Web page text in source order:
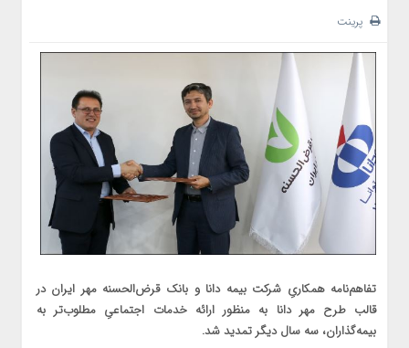
پرینت
تفاهم‌‌نامه همکاریِ شرکت بیمه دانا و بانک قرض‌الحسنه مهر ایران در
قالب طرح مهر دانا به منظور ارائه خدمات‌ اجتماعیِ مطلوب‌تر به
بیمه‌گذاران، سه سال دیگر تمدید شد.